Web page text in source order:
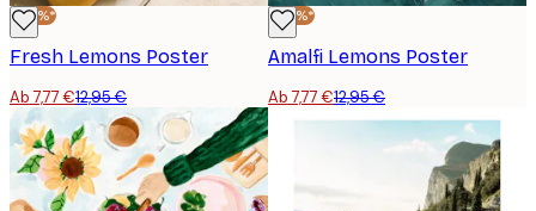
-40%*
Fresh Lemons Poster
Ab 7,77 €12,95 €
-40%*
Amalfi Lemons Poster
Ab 7,77 €12,95 €